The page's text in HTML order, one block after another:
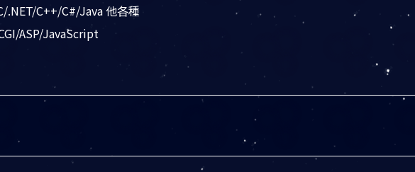
.NET/C++/C#/Java 他各種
ASP/JavaScript